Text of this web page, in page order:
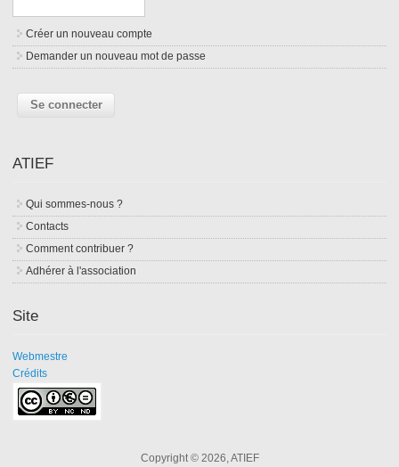
Créer un nouveau compte
Demander un nouveau mot de passe
ATIEF
Qui sommes-nous ?
Contacts
Comment contribuer ?
Adhérer à l'association
Site
Webmestre
Crédits
Copyright © 2026, ATIEF